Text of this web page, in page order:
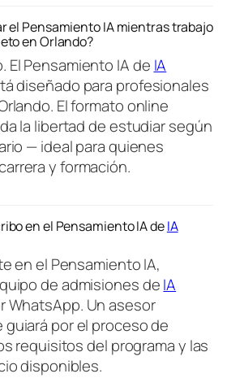
el Pensamiento IA mientras trabajo
en Orlando?
El Pensamiento IA de IA
diseñado para profesionales
El formato online
la libertad de estudiar según
— ideal para quienes
y formación.
en el Pensamiento IA deIA
en el Pensamiento IA,
de admisiones deIA
WhatsApp. Un asesor
por el proceso de
requisitos del programa y las
disponibles.